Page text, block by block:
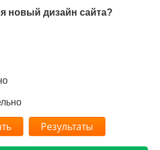
новый дизайн сайта?
Результаты